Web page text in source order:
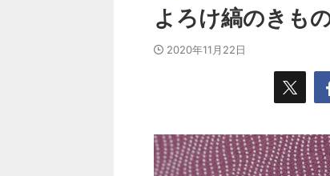
よろけ縞のきも
2020年11月22日